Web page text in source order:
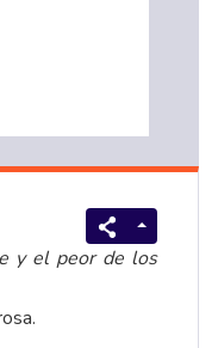
y el peor de los